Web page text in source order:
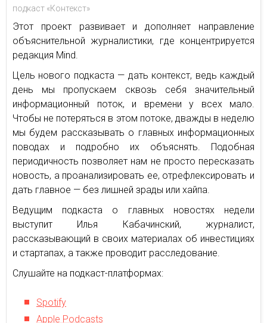
подкаст «Контекст»
Этот проект развивает и дополняет направление
объяснительной журналистики, где концентрируется
редакция Mind.
Цель нового подкаста — дать контекст, ведь каждый
день мы пропускаем сквозь себя значительный
информационный поток, и времени у всех мало.
Чтобы не потеряться в этом потоке, дважды в неделю
мы будем рассказывать о главных информационных
поводах и подробно их объяснять. Подобная
периодичность позволяет нам не просто пересказать
новость, а проанализировать ее, отрефлексировать и
дать главное — без лишней зрады или хайпа.
Ведущим подкаста о главных новостях недели
выступит Илья Кабачинский, журналист,
рассказывающий в своих материалах об инвестициях
и стартапах, а также проводит расследование.
Слушайте на подкаст-платформах:
Spotify
Apple Podcasts